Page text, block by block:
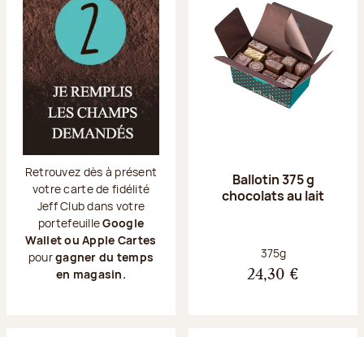
Retrouvez dès à présent
votre carte de fidélité
Jeff Club dans votre
portefeuilleGoogle
Wallet ou Apple Cartes
pourgagner du temps
en magasin.
Ballotin 375 g
chocolats au lait
Poids net :
375g
24,30 €